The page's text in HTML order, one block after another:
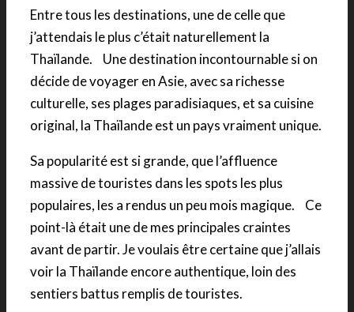
Entre tous les destinations, une de celle que
j’attendais le plus c’était naturellement la
Thaïlande. Une destination incontournable si on
décide de voyager en Asie, avec sa richesse
culturelle, ses plages paradisiaques, et sa cuisine
original, la Thaïlande est un pays vraiment unique.
Sa popularité est si grande, que l’affluence
massive de touristes dans les spots les plus
populaires, les a rendus un peu mois magique. Ce
point-là était une de mes principales craintes
avant de partir. Je voulais être certaine que j’allais
voir la Thaïlande encore authentique, loin des
sentiers battus remplis de touristes.